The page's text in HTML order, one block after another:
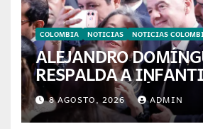
COLOMBIA NOTICIAS NOTICIAS
ALEJANDRO
RESPALDA A
CALI: «ES EL LÍDER
TRANSFORMACIÓN
8 AGOSTO, 2026 ADMIN